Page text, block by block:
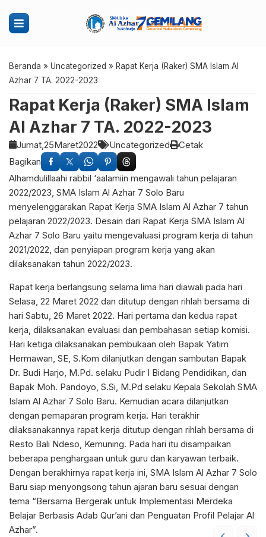
Beranda » Uncategorized » Rapat Kerja (Raker) SMA Islam Al
Azhar 7 TA. 2022-2023
Rapat Kerja (Raker) SMA Islam
Al Azhar 7 TA. 2022-2023
Jumat,25Maret2022 Uncategorized
Cetak
Bagikan
Alhamdulillaahi rabbil ‘aalamiin mengawali tahun pelajaran
2022/2023, SMA Islam Al Azhar 7 Solo Baru
menyelenggarakan Rapat Kerja SMA Islam Al Azhar 7 tahun
pelajaran 2022/2023. Desain dari Rapat Kerja SMA Islam Al
Azhar 7 Solo Baru yaitu mengevaluasi program kerja di tahun
2021/2022, dan penyiapan program kerja yang akan
dilaksanakan tahun 2022/2023.
Rapat kerja berlangsung selama lima hari diawali pada hari
Selasa, 22 Maret 2022 dan ditutup dengan rihlah bersama di
hari Sabtu, 26 Maret 2022. Hari pertama dan kedua rapat
kerja, dilaksanakan evaluasi dan pembahasan setiap komisi.
Hari ketiga dilaksanakan pembukaan oleh Bapak Yatim
Hermawan, SE, S.Kom dilanjutkan dengan sambutan Bapak
Dr. Budi Harjo, M.Pd. selaku Pudir I Bidang Pendidikan, dan
Bapak Moh. Pandoyo, S.Si, M.Pd selaku Kepala Sekolah SMA
Islam Al Azhar 7 Solo Baru. Kemudian acara dilanjutkan
dengan pemaparan program kerja. Hari terakhir
dilaksanakannya rapat kerja ditutup dengan rihlah bersama di
Resto Bali Ndeso, Kemuning. Pada hari itu disampaikan
beberapa penghargaan untuk guru dan karyawan terbaik.
Dengan berakhirnya rapat kerja ini, SMA Islam Al Azhar 7 Solo
Baru siap menyongsong tahun ajaran baru sesuai dengan
tema “Bersama Bergerak untuk Implementasi Merdeka
Belajar Berbasis Adab Qur’ani dan Penguatan Profil Pelajar Al
Azhar”.